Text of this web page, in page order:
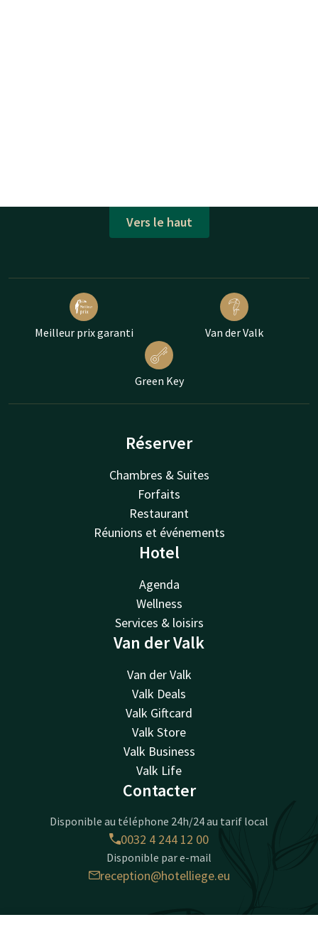
Vers le haut
Meilleur prix garanti Van der Valk
Green Key
Réserver
Chambres & Suites
Forfaits
Restaurant
Réunions et événements
Hotel
Agenda
Wellness
Services & loisirs
Van der Valk
Van der Valk
Valk Deals
Valk Giftcard
Valk Store
Valk Business
Valk Life
Contacter
Disponible au téléphone 24h/24 au tarif local
0032 4 244 12 00
Disponible par e-mail
reception@hotelliege.eu